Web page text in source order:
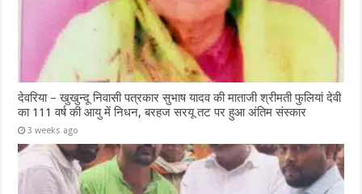
देवरिया – खुखुन्दू निवासी पत्रकार सुभाष यादव की माताजी श्रीमती फुलियां देवी
का 111 वर्ष की आयु में निधन, बरहज सरयू तट पर हुआ अंतिम संस्कार
3 weeks ago